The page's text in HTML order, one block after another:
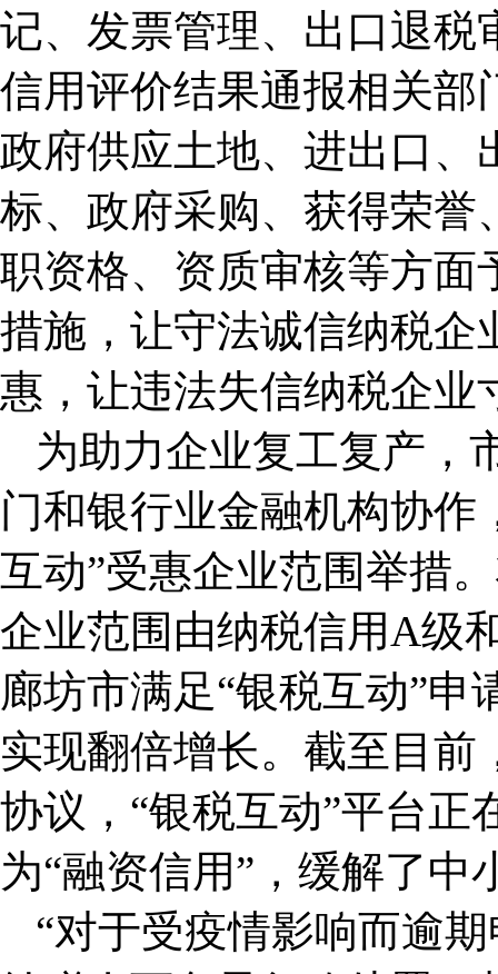
记、发票管理、出口退税
信用评价结果通报相关部
政府供应土地、进出口、
标、政府采购、获得荣誉
职资格、资质审核等方面
措施，让守法诚信纳税企
惠，让违法失信纳税企业
为助力企业复工复产，
门和银行业金融机构协作
互动”受惠企业范围举措
企业范围由纳税信用A级
廊坊市满足“银税互动”申
实现翻倍增长。截至目前
协议，“银税互动”平台正
为“融资信用”，缓解了中
“对于受疫情影响而逾